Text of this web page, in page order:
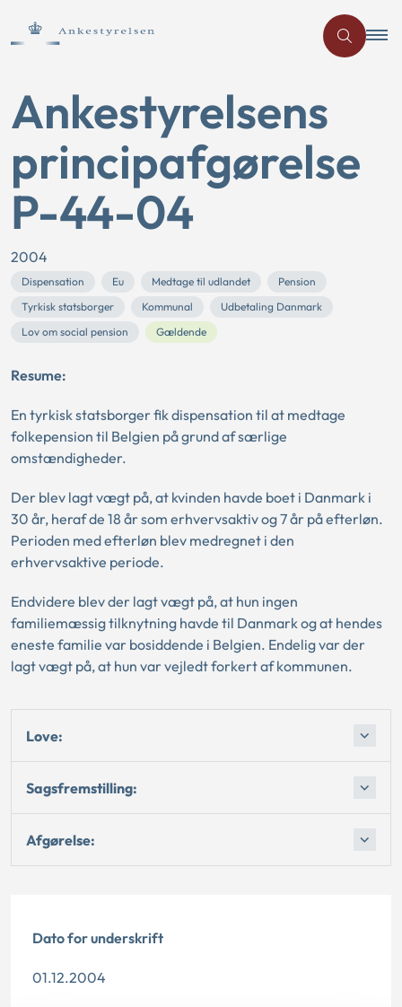
Ankestyrelsens
principafgørelse
P-44-04
2004
Dispensation Eu Medtage til udlandet
Pension
Tyrkisk statsborger
Kommunal
Udbetaling Danmark
Lov om social pension
Gældende
Resume:
En tyrkisk statsborger fik dispensation til at medtage
folkepension til Belgien på grund af særlige
omstændigheder.
Der blev lagt vægt på, at kvinden havde boet i Danmark i
30 år, heraf de 18 år som erhvervsaktiv og 7 år på efterløn.
Perioden med efterløn blev medregnet i den
erhvervsaktive periode.
Endvidere blev der lagt vægt på, at hun ingen
familiemæssig tilknytning havde til Danmark og at hendes
eneste familie var bosiddende i Belgien. Endelig var der
lagt vægt på, at hun var vejledt forkert af kommunen.
Love:
Sagsfremstilling:
Afgørelse:
Dato for underskrift
01.12.2004